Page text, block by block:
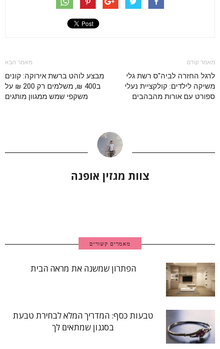
מאמר קודם
לרגל החזרה לביה"ס רשת גלי
משיקה לילדים: קולקציית נעלי
ספורט עם אורות מהבהבים
מאמר הבא
מבצע לוהט ברשת אירוקה: קונים
ב400 ₪, משלמים רק 200 ₪ על
משקפי שמש ממגוון מותגים
צוות מגזין אופנה
מאמרים קשורים
הפתרון שמשנה את מראה הבית
טבעות כסף: המדריך המלא לבחירת טבעת
בסגנון שמתאים לך